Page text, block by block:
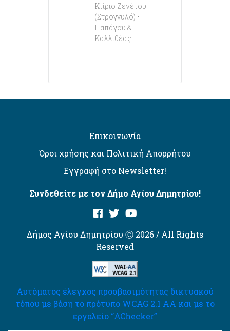
Κτίριο Ζενέτου
(Στρογγυλό) •
Παπάγου &
Καλλιθέας
Επικοινωνία
Όροι χρήσης και Πολιτική Απορρήτου
Εγγραφή στο Newsletter!
Συνδεθείτε με τον Δήμο Αγίου Δημητρίου!
Δήμος Αγίου Δημητρίου Ⓒ 2026 / All Rights
Reserved
Αυτόματος έλεγχος προσβασιμότητας δικτυακού
τόπου με βάση το πρότυπο WCAG 2.1 AA και με το
εργαλείο “AChecker”